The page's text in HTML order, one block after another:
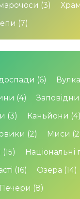
(3)
(7)
(6)
(4)
(3) Каньйони (4)
(2) Миси
(15) Національні
(16) Озера (14)
Печери (8)